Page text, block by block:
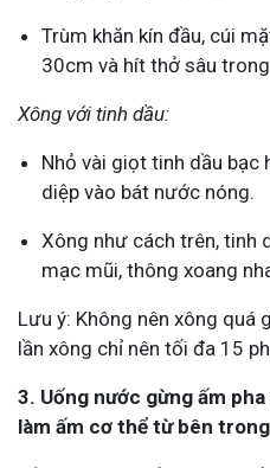
Trùm khăn kín đầu, cúi
30cm và hít thở sâu
Xông với tinh dầu:
Nhỏ vài giọt tinh dầu bạc
diệp vào bát nước nóng.
Xông như cách trên, tinh
mạc mũi, thông xoang
Lưu ý: Không nên xông quá
lần xông chỉ nên tối đa 15
3. Uống nước gừng ấm
làm ấm cơ thể từ bên trong